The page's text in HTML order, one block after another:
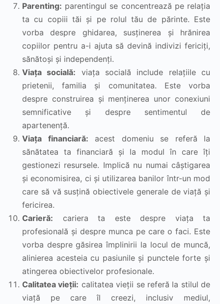
Parenting: parentingul se concentrează pe relația
ta cu copiii tăi și pe rolul tău de părinte. Este
vorba despre ghidarea, susținerea și hrănirea
copiilor pentru a-i ajuta să devină indivizi fericiți,
sănătoși și independenți.
Viața socială: viața socială include relațiile cu
prietenii, familia și comunitatea. Este vorba
despre construirea și menținerea unor conexiuni
semnificative și despre sentimentul de
apartenență.
Viața financiară: acest domeniu se referă la
sănătatea ta financiară și la modul în care îți
gestionezi resursele. Implică nu numai câștigarea
și economisirea, ci și utilizarea banilor într-un mod
care să vă susțină obiectivele generale de viață și
fericirea.
Carieră: cariera ta este despre viața ta
profesională și despre munca pe care o faci. Este
vorba despre găsirea împlinirii la locul de muncă,
alinierea acesteia cu pasiunile și punctele forte și
atingerea obiectivelor profesionale.
Calitatea vieții: calitatea vieții se referă la stilul de
viață pe care îl creezi, inclusiv mediul,